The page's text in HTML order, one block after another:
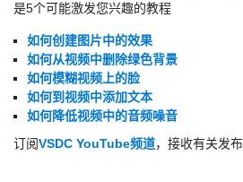
是5个可能激发您兴趣的教程
如何创建图片中的效果
如何从视频中删除绿色背景
如何模糊视频上的脸
如何到视频中添加文本
如何降低视频中的音频噪音
订阅VSDC YouTube频道，接收有关发